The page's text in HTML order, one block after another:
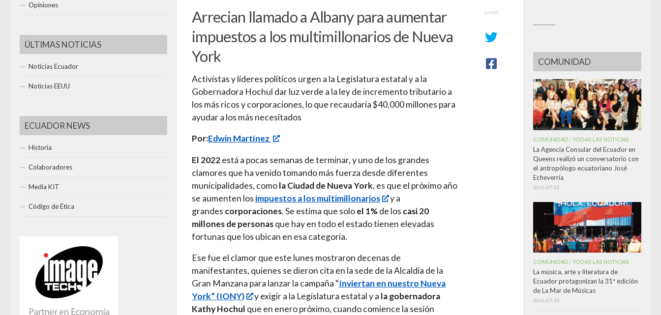
Arrecian llamado a Albany para aumentar
impuestos a los multimillonarios de Nueva
York
Activistas y líderes políticos urgen a la Legislatura estatal y a la
Gobernadora Hochul dar luz verde a la ley de incremento tributario a
los más ricos y corporaciones, lo que recaudaría $40,000 millones para
ayudar a los más necesitados
Por:Edwin Martínez
El 2022está a pocas semanas de terminar, y uno de los grandes
clamores que ha venido tomando más fuerza desde diferentes
municipalidades, comola Ciudad de Nueva York, es que el próximo año
se aumenten los impuestos a los multimillonarios
y a
grandes corporaciones. Se estima que soloel 1%de los casi 20
millones de personasque hay en todo el estado tienen elevadas
fortunas que los ubican en esa categoría.
Ese fue el clamor que este lunes mostraron decenas de
manifestantes, quienes se dieron cita en la sede de la Alcaldía de la
Gran Manzana para lanzar la campaña “Inviertan en nuestro Nueva
York” (IONY)
y exigir a la Legislatura estatal y a la gobernadora
Kathy Hochul que en enero próximo, cuando comience la sesión
SHARE
Opiniones
ÚLTIMAS NOTICIAS
Noticias Ecuador
Noticias EEUU
ECUADOR NEWS
Historia
Colaboradores
Media KIT
Código de Ética
COMUNIDAD
COMUNIDAD /TODAS LAS NOTICIAS
La Agencia Consular del Ecuador en
Queens realizó un conversatorio con
el antropólogo ecuatoriano José
Echeverría
2026-07-22
COMUNIDAD /TODAS LAS NOTICIAS
La música, arte y literatura de
Ecuador protagonizan la 31ª edición
de La Mar de Músicas
2026-07-15